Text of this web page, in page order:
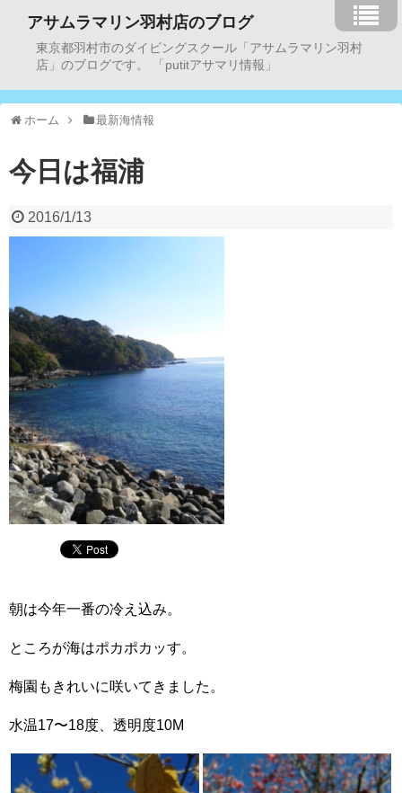
アサムラマリン羽村店のブログ
東京都羽村市のダイビングスクール「アサムラマリン羽村
店」のブログです。 「putitアサマリ情報」
ホーム 最新海情報
今日は福浦
2016/1/13
朝は今年一番の冷え込み。
ところが海はポカポカッす。
梅園もきれいに咲いてきました。
水温17〜18度、透明度10M